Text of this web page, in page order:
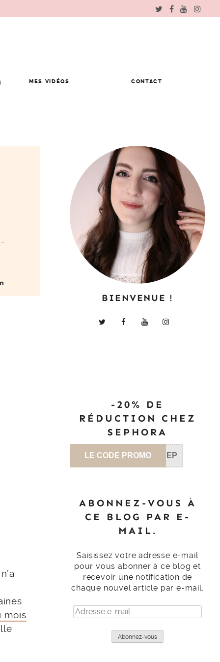
MES VIDÉOS CONTACT
mois
BIENVENUE !
-20% DE
RÉDUCTION CHEZ
SEPHORA
LE CODE PROMO SEP
ABONNEZ-VOUS À
CE BLOG PAR E-
MAIL.
Saisissez votre adresse e-mail
pour vous abonner à ce blog et
recevoir une notification de
chaque nouvel article par e-mail.
Adresse
e-
Abonnez-vous